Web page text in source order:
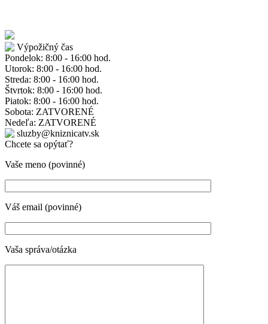
Výpožičný čas
Pondelok: 8:00 - 16:00 hod.
Utorok: 8:00 - 16:00 hod.
Streda: 8:00 - 16:00 hod.
Štvrtok: 8:00 - 16:00 hod.
Piatok: 8:00 - 16:00 hod.
Sobota: ZATVORENÉ
Nedeľa: ZATVORENÉ
sluzby@kniznicatv.sk
Chcete sa opýtať?
Vaše meno (povinné)
Váš email (povinné)
Vaša správa/otázka